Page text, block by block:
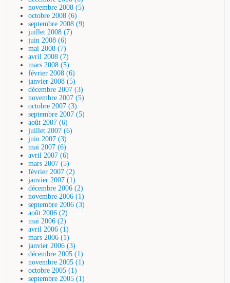
novembre 2008 (5)
octobre 2008 (6)
septembre 2008 (9)
juillet 2008 (7)
juin 2008 (6)
mai 2008 (7)
avril 2008 (7)
mars 2008 (5)
février 2008 (6)
janvier 2008 (5)
décembre 2007 (3)
novembre 2007 (5)
octobre 2007 (3)
septembre 2007 (5)
août 2007 (6)
juillet 2007 (6)
juin 2007 (3)
mai 2007 (6)
avril 2007 (6)
mars 2007 (5)
février 2007 (2)
janvier 2007 (1)
décembre 2006 (2)
novembre 2006 (1)
septembre 2006 (3)
août 2006 (2)
mai 2006 (2)
avril 2006 (1)
mars 2006 (1)
janvier 2006 (3)
décembre 2005 (1)
novembre 2005 (1)
octobre 2005 (1)
septembre 2005 (1)